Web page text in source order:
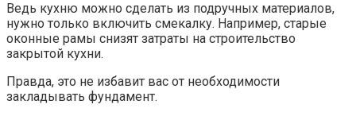
Ведь кухню можно сделать из подручных материалов,
нужно только включить смекалку. Например, старые
оконные рамы снизят затраты на строительство
закрытой кухни.
Правда, это не избавит вас от необходимости
закладывать фундамент.